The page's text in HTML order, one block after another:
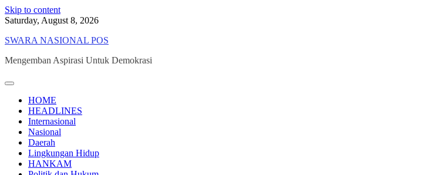
Skip to content
Saturday, August 8, 2026
SWARA NASIONAL POS
Mengemban Aspirasi Untuk Demokrasi
HOME
HEADLINES
Internasional
Nasional
Daerah
Lingkungan Hidup
HANKAM